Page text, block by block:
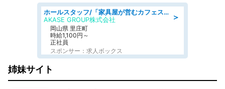
＞
ホールスタッフ/「家具屋が営むカフェスタッフ!」週2日～OK!嬉しいまかない付き/岡山県/浅口郡里庄町
AKASE GROUP株式会社
岡山県 里庄町
時給1,100円～
正社員
スポンサー：求人ボックス
姉妹サイト